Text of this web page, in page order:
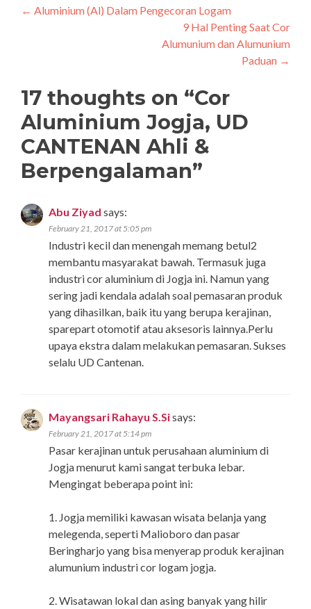
Post
← Aluminium (Al) Dalam Pengecoran Logam
9 Hal Penting Saat Cor
Alumunium dan Alumunium
Paduan →
17 thoughts on “Cor
Aluminium Jogja, UD
CANTENAN Ahli &
Berpengalaman”
Abu Ziyad says:
February 21, 2017 at 5:05 pm
Industri kecil dan menengah memang betul2
membantu masyarakat bawah. Termasuk juga
industri cor aluminium di Jogja ini. Namun yang
sering jadi kendala adalah soal pemasaran produk
yang dihasilkan, baik itu yang berupa kerajinan,
sparepart otomotif atau aksesoris lainnya.Perlu
upaya ekstra dalam melakukan pemasaran. Sukses
selalu UD Cantenan.
Mayangsari Rahayu S.Sisays:
February 21, 2017 at 5:14 pm
Pasar kerajinan untuk perusahaan aluminium di
Jogja menurut kami sangat terbuka lebar.
Mengingat beberapa point ini:
1. Jogja memiliki kawasan wisata belanja yang
melegenda, seperti Malioboro dan pasar
Beringharjo yang bisa menyerap produk kerajinan
alumunium industri cor logam jogja.
2. Wisatawan lokal dan asing banyak yang hilir